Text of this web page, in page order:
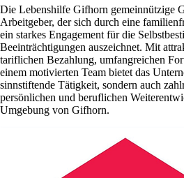
Die Lebenshilfe Gifhorn gemeinnützige
Arbeitgeber, der sich durch eine
ein starkes Engagement für die
Beeinträchtigungen auszeichnet. Mit
tariflichen Bezahlung, umfangreichen
einem motivierten Team bietet das
sinnstiftende Tätigkeit, sondern auch
persönlichen und beruflichen
Umgebung von Gifhorn.